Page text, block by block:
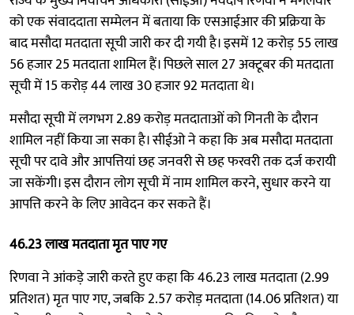
को एक संवाददाता सम्मेलन में बताया कि एसआईआर की प्रक्रिया के
बाद मसौदा मतदाता सूची जारी कर दी गयी है। इसमें 12 करोड़ 55 लाख
56 हजार 25 मतदाता शामिल हैं। पिछले साल 27 अक्टूबर की मतदाता
सूची में 15 करोड़ 44 लाख 30 हजार 92 मतदाता थे।
मसौदा सूची में लगभग 2.89 करोड़ मतदाताओं को गिनती के दौरान
शामिल नहीं किया जा सका है। सीईओ ने कहा कि अब मसौदा मतदाता
सूची पर दावे और आपत्तियां छह जनवरी से छह फरवरी तक दर्ज करायी
जा सकेंगी। इस दौरान लोग सूची में नाम शामिल करने, सुधार करने या
आपत्ति करने के लिए आवेदन कर सकते हैं।
46.23 लाख मतदाता मृत पाए गए
रिणवा ने आंकड़े जारी करते हुए कहा कि 46.23 लाख मतदाता (2.99
प्रतिशत) मृत पाए गए, जबकि 2.57 करोड़ मतदाता (14.06 प्रतिशत) या